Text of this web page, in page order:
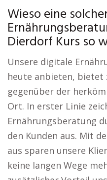
Wieso eine
Dierdorf Kurs so
Unsere digitale
heute anbieten, bietet
gegenüber der
Ort. In erster Linie
Ernährungsberatung
den Kunden aus. Mit
aus sparen unsere
keine langen Wege